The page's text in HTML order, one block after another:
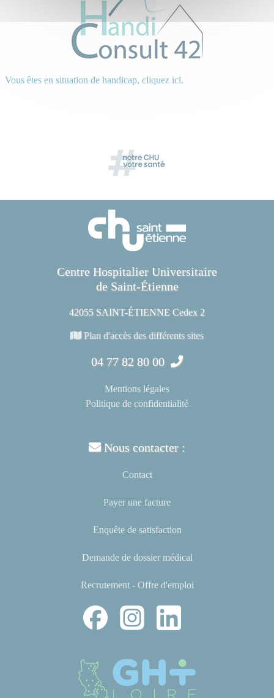
Vous êtes en situation de handicap, cliquez ici.
Centre Hospitalier Universitaire
de Saint-Étienne
42055 SAINT-ÉTIENNE Cedex 2
Plan d'accès des différents sites
04 77 82 80 00
Mentions légales
Politique de confidentialité
Nous contacter :
Contact
Payer une facture
Enquête de satisfaction
Demande de dossier médical
Recrutement - Offre d'emploi